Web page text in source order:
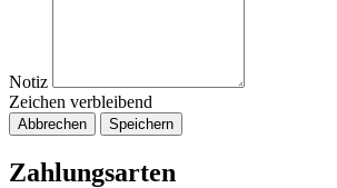
Notiz
Zeichen verbleibend
Abbrechen Speichern
Zahlungsarten